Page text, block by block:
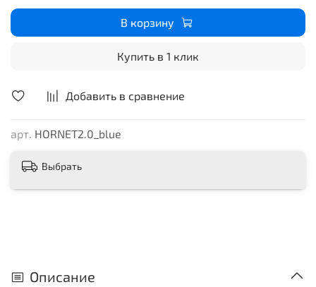
Добавить в сравнение
арт. HORNET2.0_blue
В корзину
Купить в 1 клик
Выбрать
Описание